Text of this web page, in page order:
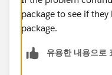
package to see if
package.
유용한 내용으로